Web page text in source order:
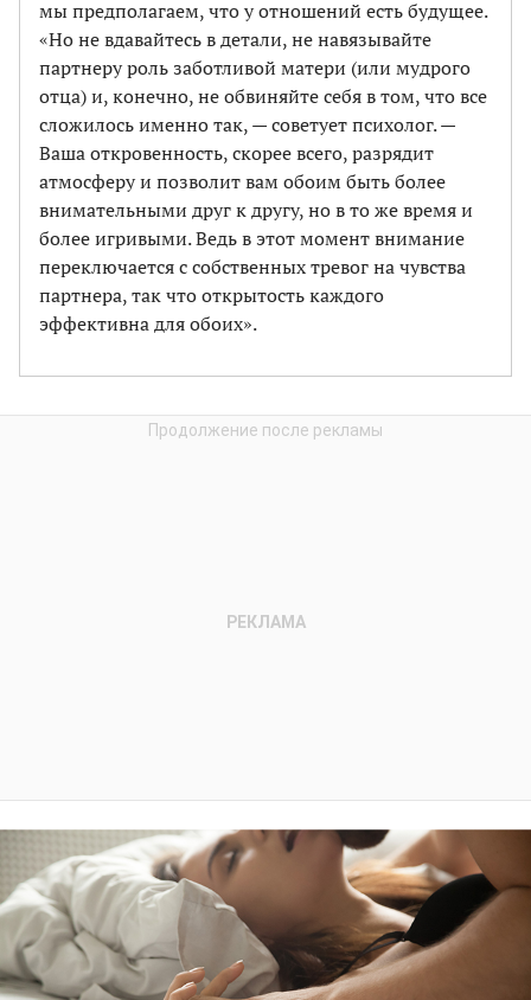
мы предполагаем, что у отношений есть будущее.
«Но не вдавайтесь в детали, не навязывайте
партнеру роль заботливой матери (или мудрого
отца) и, конечно, не обвиняйте себя в том, что все
сложилось именно так, — советует психолог. —
Ваша откровенность, скорее всего, разрядит
атмосферу и позволит вам обоим быть более
внимательными друг к другу, но в то же время и
более игривыми. Ведь в этот момент внимание
переключается с собственных тревог на чувства
партнера, так что открытость каждого
эффективна для обоих».